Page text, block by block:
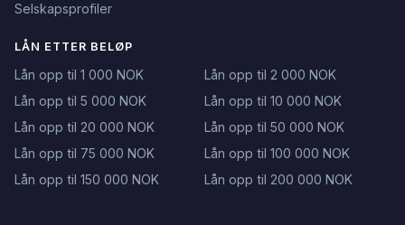
Selskapsprofiler
LÅN ETTER BELØP
Lån opp til 1 000 NOK
Lån opp til 2 000 NOK
Lån opp til 5 000 NOK
Lån opp til 10 000 NOK
Lån opp til 20 000 NOK
Lån opp til 50 000 NOK
Lån opp til 75 000 NOK
Lån opp til 100 000 NOK
Lån opp til 150 000 NOK
Lån opp til 200 000 NOK